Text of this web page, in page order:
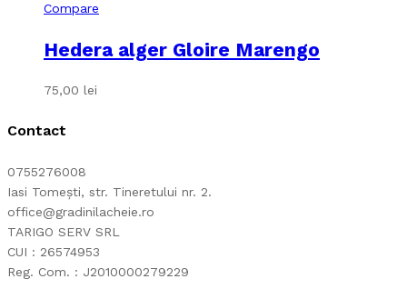
Compare
Hedera alger Gloire Marengo
75,00 lei
Contact
0755276008
Iasi Tomești, str. Tineretului nr. 2.
office@gradinilacheie.ro
TARIGO SERV SRL
CUI : 26574953
Reg. Com. : J2010000279229